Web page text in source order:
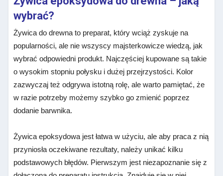
wybrać?
Żywica do drewna to preparat, który wciąż zyskuje na
popularności, ale nie wszyscy majsterkowicze wiedzą, jak
wybrać odpowiedni produkt. Najczęściej kupowane są takie
o wysokim stopniu połysku i dużej przejrzystości. Kolor
zazwyczaj też odgrywa istotną rolę, ale warto pamiętać, że
w razie potrzeby możemy szybko go zmienić poprzez
dodanie barwnika.
Żywica epoksydowa jest łatwa w użyciu, ale aby praca z nią
przyniosła oczekiwane rezultaty, należy unikać kilku
podstawowych błędów. Pierwszym jest niezapoznanie się z